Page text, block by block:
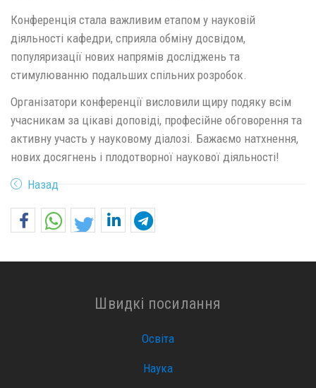
Конференція стала важливим етапом у науковій
діяльності кафедри, сприяла обміну досвідом,
популяризації нових напрямів досліджень та
стимулюванню подальших спільних розробок.
Організатори конференції висловили щиру подяку всім
учасникам за цікаві доповіді, професійне обговорення та
активну участь у науковому діалозі. Бажаємо натхнення,
нових досягнень і плодотворної наукової діяльності!
Назад
Швидкі посилання
Освіта
Наука